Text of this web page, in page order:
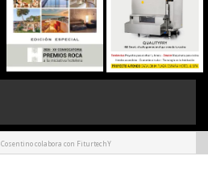
Cosentino colabora con FiturtechY